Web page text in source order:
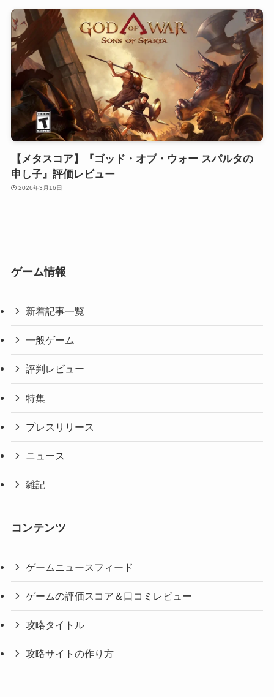
【メタスコア】『ゴッド・オブ・ウォー スパルタの
申し子』評価レビュー
2026年3月16日
ゲーム情報
新着記事一覧
一般ゲーム
評判レビュー
特集
プレスリリース
ニュース
雑記
コンテンツ
ゲームニュースフィード
ゲームの評価スコア＆口コミレビュー
攻略タイトル
攻略サイトの作り方